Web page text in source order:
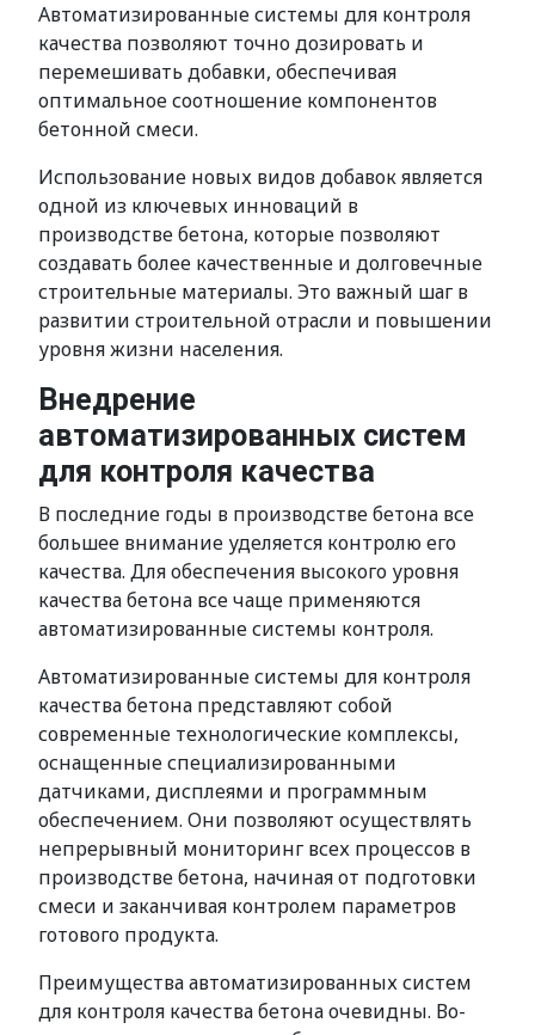
Автоматизированные системы для контроля
качества позволяют точно дозировать и
перемешивать добавки, обеспечивая
оптимальное соотношение компонентов
бетонной смеси.
Использование новых видов добавок является
одной из ключевых инноваций в
производстве бетона, которые позволяют
создавать более качественные и долговечные
строительные материалы. Это важный шаг в
развитии строительной отрасли и повышении
уровня жизни населения.
Внедрение
автоматизированных систем
для контроля качества
В последние годы в производстве бетона все
большее внимание уделяется контролю его
качества. Для обеспечения высокого уровня
качества бетона все чаще применяются
автоматизированные системы контроля.
Автоматизированные системы для контроля
качества бетона представляют собой
современные технологические комплексы,
оснащенные специализированными
датчиками, дисплеями и программным
обеспечением. Они позволяют осуществлять
непрерывный мониторинг всех процессов в
производстве бетона, начиная от подготовки
смеси и заканчивая контролем параметров
готового продукта.
Преимущества автоматизированных систем
для контроля качества бетона очевидны. Во-